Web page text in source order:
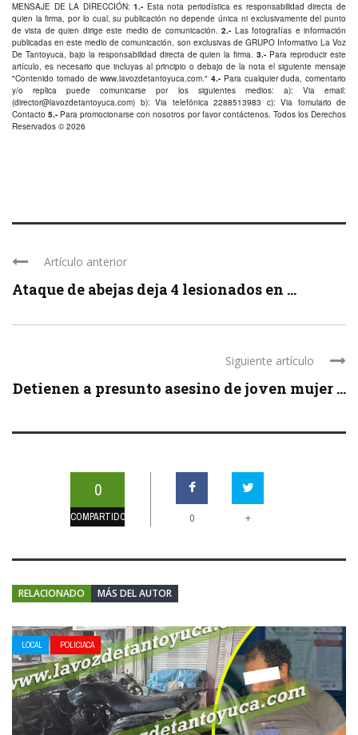
MENSAJE DE LA DIRECCIÓN:1.- Esta nota periodística es responsabilidad directa de
quien la firma, por lo cual, su publicación no depende única ni exclusivamente del punto
de vista de quien dirige este medio de comunicación.2.- Las fotografías e información
publicadas en este medio de comunicación, son exclusivas de GRUPO Informativo La Voz
De Tantoyuca, bajo la responsabilidad directa de quien la firma.3.- Para reproducir este
artículo, es necesario que incluyas al principio o debajo de la nota el siguiente mensaje
"Contenido tomado dewww.lavozdetantoyuca.com." 4.- Para cualquier duda, comentario
y/o replica puede comunicarse por los siguientes medios: a): Via email:
(director@lavozdetantoyuca.com) b): Via telefónica 2288513983 c): Via fomulario de
Contacto 5.- Para promocionarse con nosotros por favorcontáctenos. Todos los Derechos
Reservados © 2026
Artículo anterior
Ataque de abejas deja 4 lesionados en ...
Siguiente artículo
Detienen a presunto asesino de joven mujer ...
0
COMPARTIDOS 0 +
RELACIONADO MÁS DEL AUTOR
LOCAL POLICIACA